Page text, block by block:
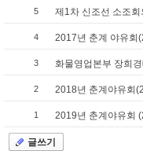
5 제1차 신조선 소조
4 2017년 춘계 야유회
3 화물영업본부 장희
2 2018년 춘계야유회
1 2019년 춘계야유회
글쓰기